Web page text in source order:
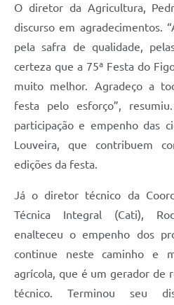
O diretor da Agricultura,
discurso em agradecimentos.
pela safra de qualidade,
certeza que a 75ª Festa do
muito melhor. Agradeço a
festa pelo esforço”,
participação e empenho das
Louveira, que contribuem
edições da festa.
Já o diretor técnico da
Técnica Integral (Cati),
enalteceu o empenho dos
continue neste caminho e
agrícola, que é um gerador de
técnico. Terminou seu